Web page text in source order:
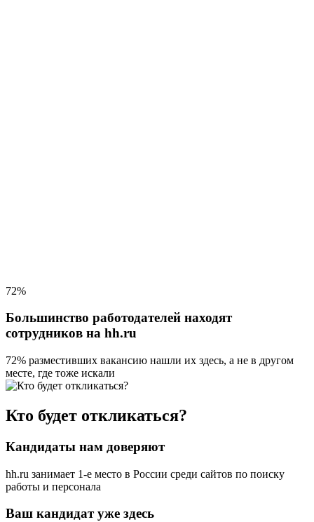
72%
Большинство работодателей находят
сотрудников на hh.ru
72% разместивших вакансию нашли их здесь, а не в другом
месте, где тоже искали
Кто будет откликаться?
Кандидаты нам доверяют
hh.ru занимает 1-е место в России среди сайтов по поиску
работы и персонала
Ваш кандидат уже здесь